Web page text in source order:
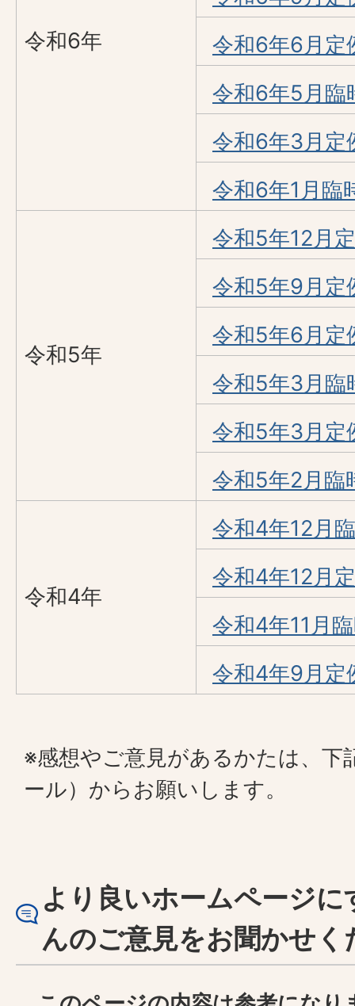
令和6年
令和6年6月定
令和6年5月臨
令和6年3月定
令和6年1月臨
令和5年
令和5年12月
令和5年9月定
令和5年6月定
令和5年3月臨
令和5年3月定
令和5年2月臨
令和4年
令和4年12月
令和4年12月
令和4年11月
令和4年9月定
※感想やご意見があるかたは、下
ール）からお願いします。
より良いホームページ
んのご意見をお聞かせく